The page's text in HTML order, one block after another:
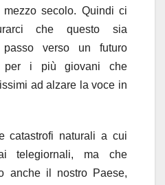
secolo. Quindi ci
che questo sia
verso un futuro
per i più giovani che
ad alzare la voce in
catastrofi naturali a cui
telegiornali, ma che
anche il nostro Paese,